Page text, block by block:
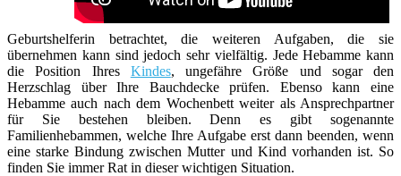
Geburtshelferin betrachtet, die weiteren Aufgaben, die sie
übernehmen kann sind jedoch sehr vielfältig. Jede Hebamme kann
die Position Ihres Kindes, ungefähre Größe und sogar den
Herzschlag über Ihre Bauchdecke prüfen. Ebenso kann eine
Hebamme auch nach dem Wochenbett weiter als Ansprechpartner
für Sie bestehen bleiben. Denn es gibt sogenannte
Familienhebammen, welche Ihre Aufgabe erst dann beenden, wenn
eine starke Bindung zwischen Mutter und Kind vorhanden ist. So
finden Sie immer Rat in dieser wichtigen Situation.